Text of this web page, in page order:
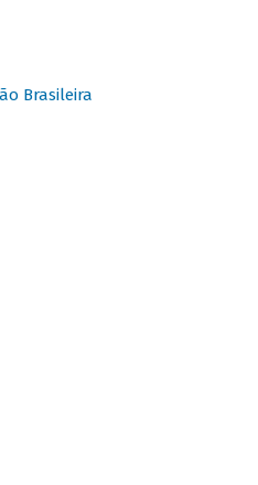
Brasileira